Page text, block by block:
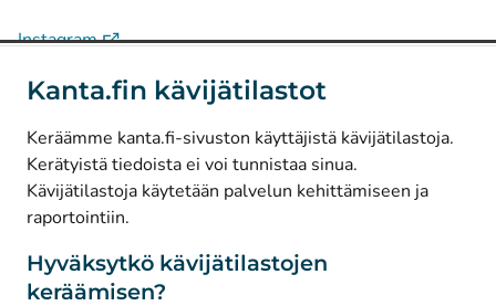
Kanta.fin kävijätilastot
Keräämme kanta.fi-sivuston käyttäjistä kävijätilastoja.
Kerätyistä tiedoista ei voi tunnistaa sinua.
Kävijätilastoja käytetään palvelun kehittämiseen ja
raportointiin.
Hyväksytkö kävijätilastojen
keräämisen?
Instagram(Avautuu uuteen välilehteen)
Facebook(Avautuu uuteen välilehteen)
© Kanta-Palvelut, Kansaneläkelaitos
Tietosuoja
Tietoa sivustosta
Saavutettavuus